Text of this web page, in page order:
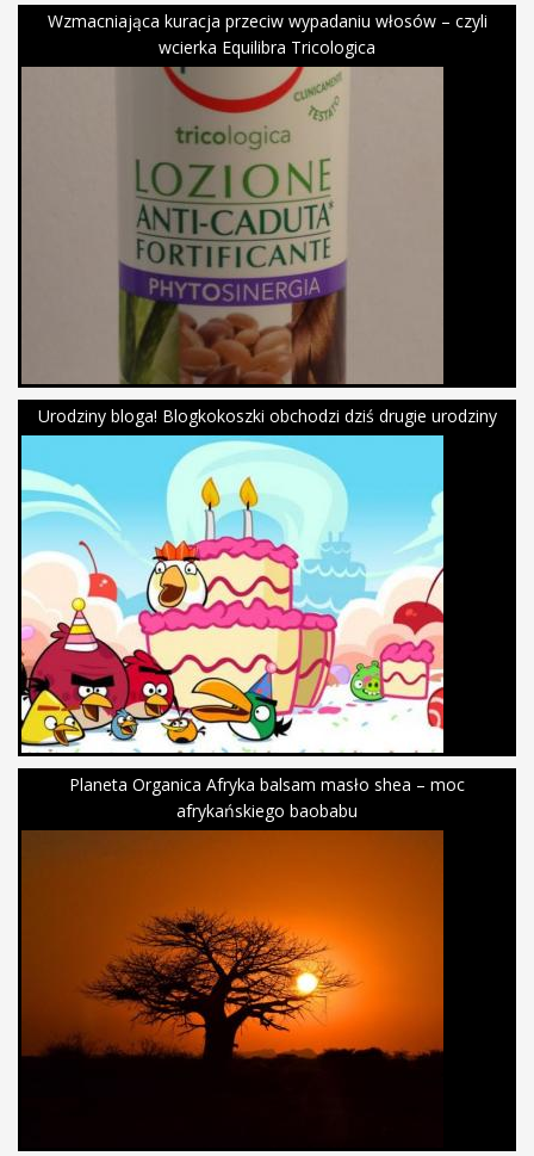
Wzmacniająca kuracja przeciw wypadaniu włosów – czyli
wcierka Equilibra Tricologica
Urodziny bloga! Blogkokoszki obchodzi dziś drugie urodziny
Planeta Organica Afryka balsam masło shea – moc
afrykańskiego baobabu